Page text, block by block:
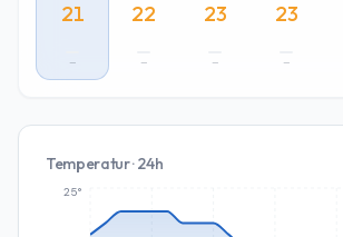
21
–
22
–
23
–
23
–
Temperatur · 24h
25°